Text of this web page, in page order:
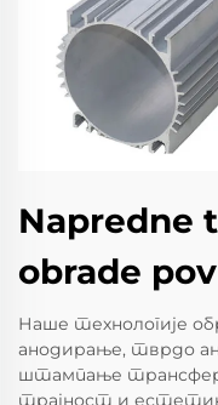
Napredne
obrade
Наше технологије
анодирање, тврдо
штампање
трајност и